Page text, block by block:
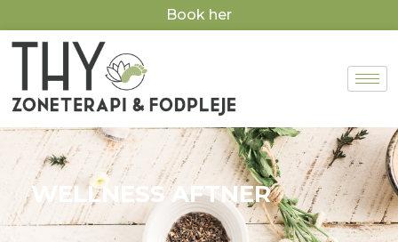
Book her
WELLNESS AFTNER